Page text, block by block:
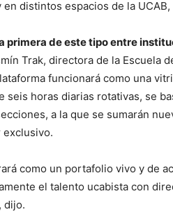
distintos espacios de la
primera de este tipo entre
Trak, directora de la Escuela
funcionará como una
seis horas diarias rotativas, se
a la que se sumarán
exclusivo.
como un portafolio vivo y de
el talento ucabista con
dijo.